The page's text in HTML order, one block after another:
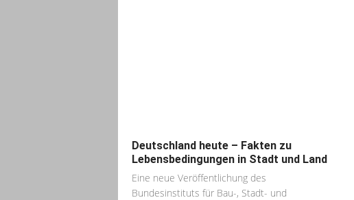
Deutschland heute – Fakten zu
Lebensbedingungen in Stadt und Land
Eine neue Veröffentlichung des
Bundesinstituts für Bau-, Stadt- und